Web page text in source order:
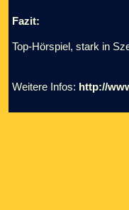
Fazit:
Top-Hörspiel, stark in
Weitere Infos: http://